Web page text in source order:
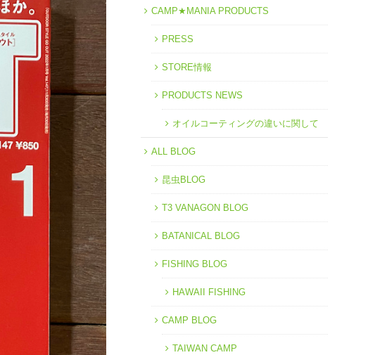
CAMP★MANIA PRODUCTS
PRESS
STORE情報
PRODUCTS NEWS
オイルコーティングの違いに関して
ALL BLOG
昆虫BLOG
T3 VANAGON BLOG
BATANICAL BLOG
FISHING BLOG
HAWAII FISHING
CAMP BLOG
TAIWAN CAMP